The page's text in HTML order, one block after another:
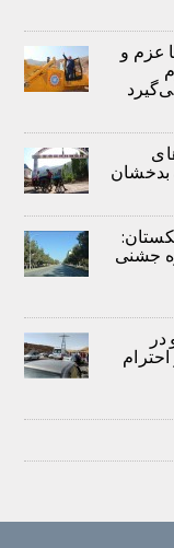
عزم و
بدخشان
سال آینده 190 پروژه جشنی